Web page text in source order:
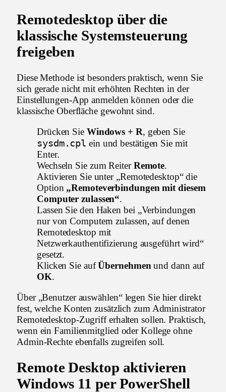
Remotedesktop über die
klassische Systemsteuerung
freigeben
Diese Methode ist besonders praktisch, wenn Sie
sich gerade nicht mit erhöhten Rechten in der
Einstellungen-App anmelden können oder die
klassische Oberfläche gewohnt sind.
Drücken Sie Windows + R, geben Sie
sysdm.cpl ein und bestätigen Sie mit
Enter.
Wechseln Sie zum ReiterRemote.
Aktivieren Sie unter „Remotedesktop“ die
Option „Remoteverbindungen mit diesem
Computer zulassen“.
Lassen Sie den Haken bei „Verbindungen
nur von Computern zulassen, auf denen
Remotedesktop mit
Netzwerkauthentifizierung ausgeführt wird“
gesetzt.
Klicken Sie aufÜbernehmen und dann auf
OK.
Über „Benutzer auswählen“ legen Sie hier direkt
fest, welche Konten zusätzlich zum Administrator
Remotedesktop-Zugriff erhalten sollen. Praktisch,
wenn ein Familienmitglied oder Kollege ohne
Admin-Rechte ebenfalls zugreifen soll.
Remote Desktop aktivieren
Windows 11 per PowerShell